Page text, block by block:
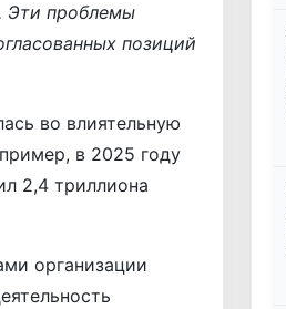
Эти проблемы
позиций
во влиятельную
в 2025 году
2,4 триллиона
организации